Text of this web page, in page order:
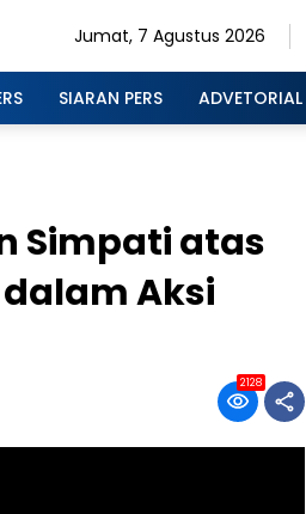
Jumat, 7 Agustus 2026
SIARAN PERS ADVETORIAL
Simpati atas
Aksi
2128